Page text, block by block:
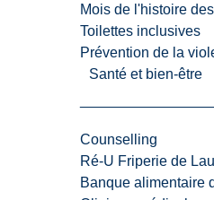
Mois de l'histoire
Toilettes inclusives
Prévention de la
Santé et bien-être
Counselling
Ré-U Friperie de
Banque alimentaire